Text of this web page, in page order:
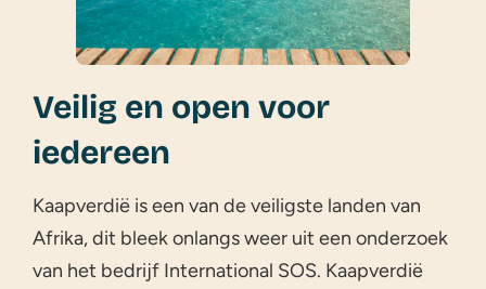
Veilig en open voor
iedereen
Kaapverdië is een van de veiligste landen van
Afrika, dit bleek onlangs weer uit een onderzoek
van het bedrijf International SOS. Kaapverdië